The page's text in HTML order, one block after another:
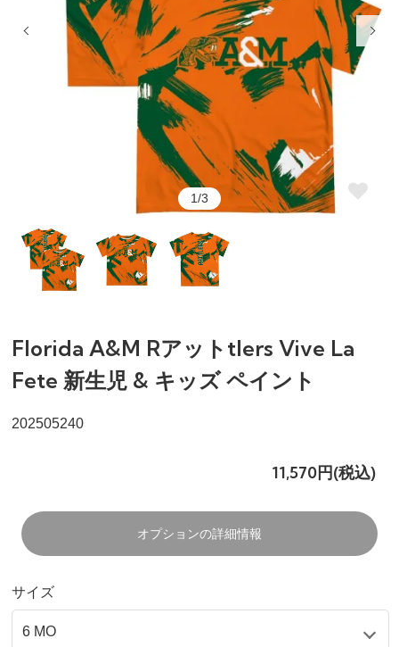
1/3
Florida A&M Rアットtlers Vive La
Fete 新生児 & キッズ ペイント
202505240
11,570円(税込)
オプションの詳細情報
サイズ